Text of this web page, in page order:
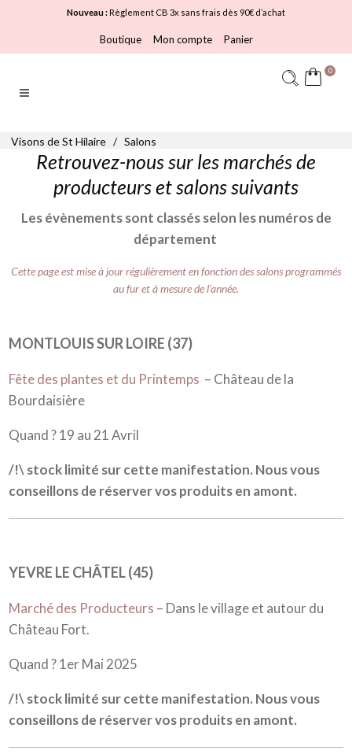
Nouveau :Règlement CB 3x sans frais dès 90€ d’achat
Boutique Mon compte Panier
0
Visons de St Hilaire / Salons
Retrouvez-nous sur les marchés de
producteurs et salons suivants
Les évènements sont classés selon les numéros de
département
Cette page est mise à jour régulièrement en fonction des salons programmés
au fur et à mesure de l’année.
MONTLOUIS SUR LOIRE (37)
Fête des plantes et du Printemps – Château de la
Bourdaisière
Quand ? 19 au 21 Avril
/!\ stock limité sur cette manifestation. Nous vous
conseillons de réserver vos produits en amont.
YEVRE LE CHÂTEL (45)
Marché des Producteurs – Dans le village et autour du
Château Fort.
Quand ? 1er Mai 2025
/!\ stock limité sur cette manifestation. Nous vous
conseillons de réserver vos produits en amont.